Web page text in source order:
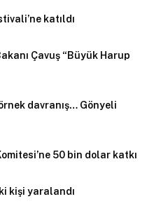
katıldı
Çavuş “Büyük Harup
davranış… Gönyeli
50 bin dolar katkı
kişi yaralandı